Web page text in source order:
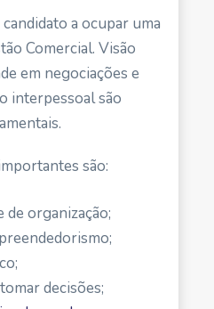
a ocupar uma
Comercial. Visão
em negociações e
interpessoal são
são:
de organização;
decisões;